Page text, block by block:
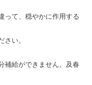
って、穏やかに作用する
い。
補給ができません。及春